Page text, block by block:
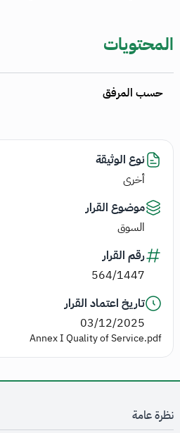
المحتويات
حسب المرفق
نوع الوثيقة
أخرى
موضوع القرار
السوق
رقم القرار
564/1447
تاريخ اعتماد القرار
03/12/2025
Annex I Quality of Service.pdf
نظرة عامة